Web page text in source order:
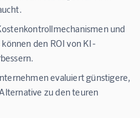
und
den ROI von KI-
evaluiert günstigere,
zu den teuren